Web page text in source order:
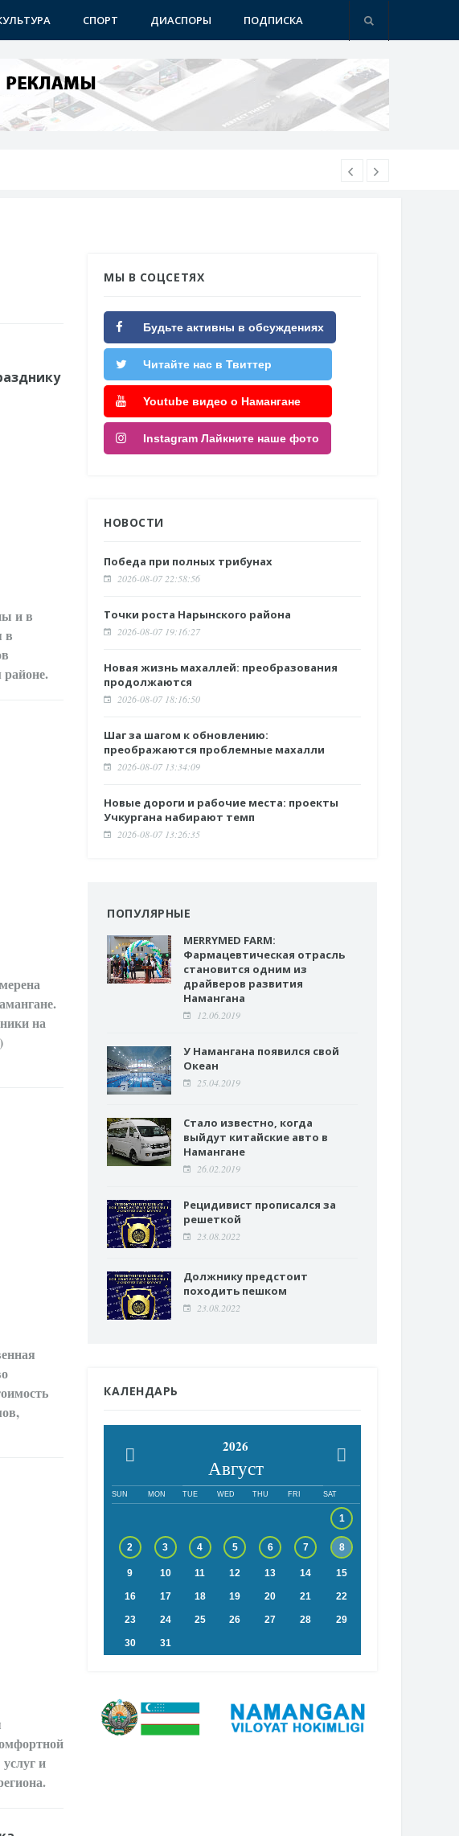
СПОРТ ДИАСПОРЫ ПОДПИСКА
и в
в
районе.
на
и
МЫ В СОЦСЕТЯХ
Будьте активны в обсуждениях
Читайте нас в Твиттер
Youtube видео о Намангане
Instagram Лайкните наше фото
НОВОСТИ
Победа при полных трибунах
2026-08-07 22:58:56
Точки роста Нарынского района
2026-08-07 19:16:27
Новая жизнь махаллей: преобразования
продолжаются
2026-08-07 18:16:50
Шаг за шагом к обновлению:
преображаются проблемные махалли
2026-08-07 13:34:09
Новые дороги и рабочие места: проекты
Учкургана набирают темп
2026-08-07 13:26:35
ПОПУЛЯРНЫЕ
MERRYMED FARM:
Фармацевтическая отрасль
становится одним из
драйверов развития
Намангана
12.06.2019
У Намангана появился свой
Океан
25.04.2019
Стало известно, когда
выйдут китайские авто в
Намангане
26.02.2019
Рецидивист прописался за
решеткой
23.08.2022
Должнику предстоит
походить пешком
23.08.2022
КАЛЕНДАРЬ
2026
Август
SUN MON TUE WED THU FRI SAT
1
2 3 4 5 6 7 8
9 10 11 12 13 14 15
16 17 18 19 20 21 22
23 24 25 26 27 28 29
30 31